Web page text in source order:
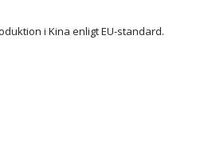
i Kina enligt EU-standard.